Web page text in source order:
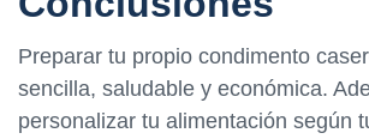
Preparar tu propio condimento
sencilla, saludable y económica.
personalizar tu alimentación según